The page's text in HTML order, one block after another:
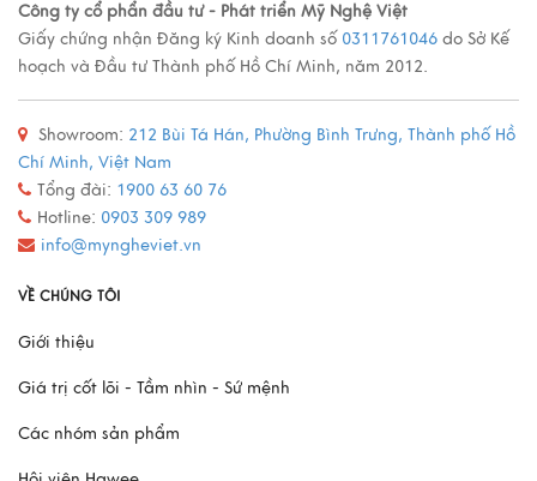
Quy trình sản xuất đồ đồng
Xem thêm
Mô Hình Thuyền France II - Món Quà Chinh Phục Mọi
Doanh Nhân
Xem thêm
Công ty cổ phẩn đầu tư - Phát triển Mỹ Nghệ Việt
Giấy chứng nhận Đăng ký Kinh doanh số 0311761046 do Sở Kế
hoạch và Đầu tư Thành phố Hồ Chí Minh, năm 2012.
Showroom: 212 Bùi Tá Hán, Phường Bình Trưng, Thành phố Hồ
Chí Minh, Việt Nam
Tổng đài: 1900 63 60 76
Hotline: 0903 309 989
info@myngheviet.vn
VỀ CHÚNG TÔI
Giới thiệu
Giá trị cốt lõi - Tầm nhìn - Sứ mệnh
Các nhóm sản phẩm